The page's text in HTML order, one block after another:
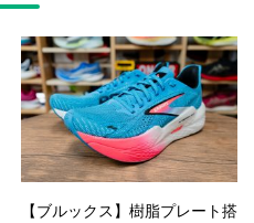
【ブルックス】樹脂プレート搭